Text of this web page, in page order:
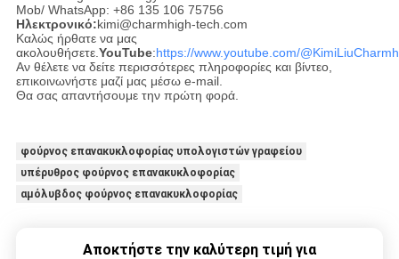
Mob/ WhatsApp: +86 135 106 75756
Ηλεκτρονικό:kimi@charmhigh-tech.com
Καλώς ήρθατε να μας
ακολουθήσετε. YouTube:https://www.youtube.com/
Αν θέλετε να δείτε περισσότερες πληροφορίες και βίντεο,
επικοινωνήστε μαζί μας μέσω e-mail.
Θα σας απαντήσουμε την πρώτη φορά.
φούρνος επανακυκλοφορίας υπολογιστών γραφείου
υπέρυθρος φούρνος επανακυκλοφορίας
αμόλυβδος φούρνος επανακυκλοφορίας
Αποκτήστε την καλύτερη τιμή για